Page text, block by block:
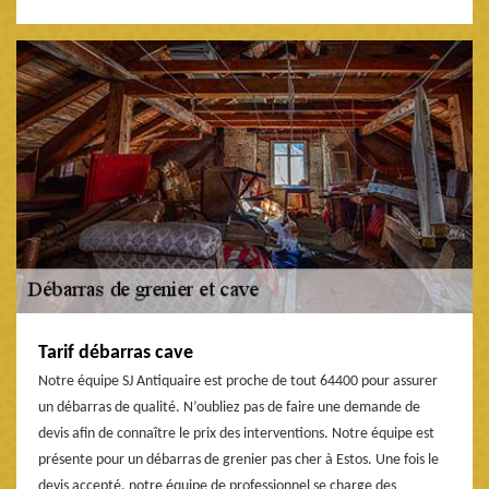
Tarif débarras cave
Notre équipe SJ Antiquaire est proche de tout 64400 pour assurer
un débarras de qualité. N’oubliez pas de faire une demande de
devis afin de connaître le prix des interventions. Notre équipe est
présente pour un débarras de grenier pas cher à Estos. Une fois le
devis accepté, notre équipe de professionnel se charge des